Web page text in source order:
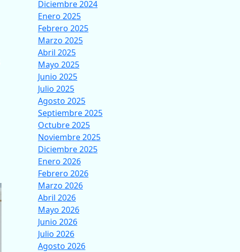
Diciembre 2024
Enero 2025
Febrero 2025
Marzo 2025
Abril 2025
Mayo 2025
Junio 2025
Julio 2025
Agosto 2025
Septiembre 2025
Octubre 2025
Noviembre 2025
Diciembre 2025
Enero 2026
Febrero 2026
Marzo 2026
Abril 2026
Mayo 2026
Junio 2026
Julio 2026
Agosto 2026